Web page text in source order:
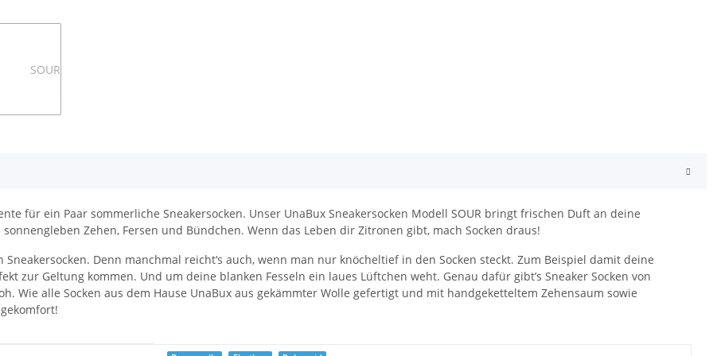
für ein Paar sommerliche Sneakersocken. Unser UnaBux Sneakersocken Modell SOUR bringt frischen Duft an deine
Zehen, Fersen und Bündchen. Wenn das Leben dir Zitronen gibt, mach Socken draus!
Denn manchmal reicht‘s auch, wenn man nur knöcheltief in den Socken steckt. Zum Beispiel damit deine
zur Geltung kommen. Und um deine blanken Fesseln ein laues Lüftchen weht. Genau dafür gibt’s Sneaker Socken von
Wie alle Socken aus dem Hause UnaBux aus gekämmter Wolle gefertigt und mit handgeketteltem Zehensaum sowie